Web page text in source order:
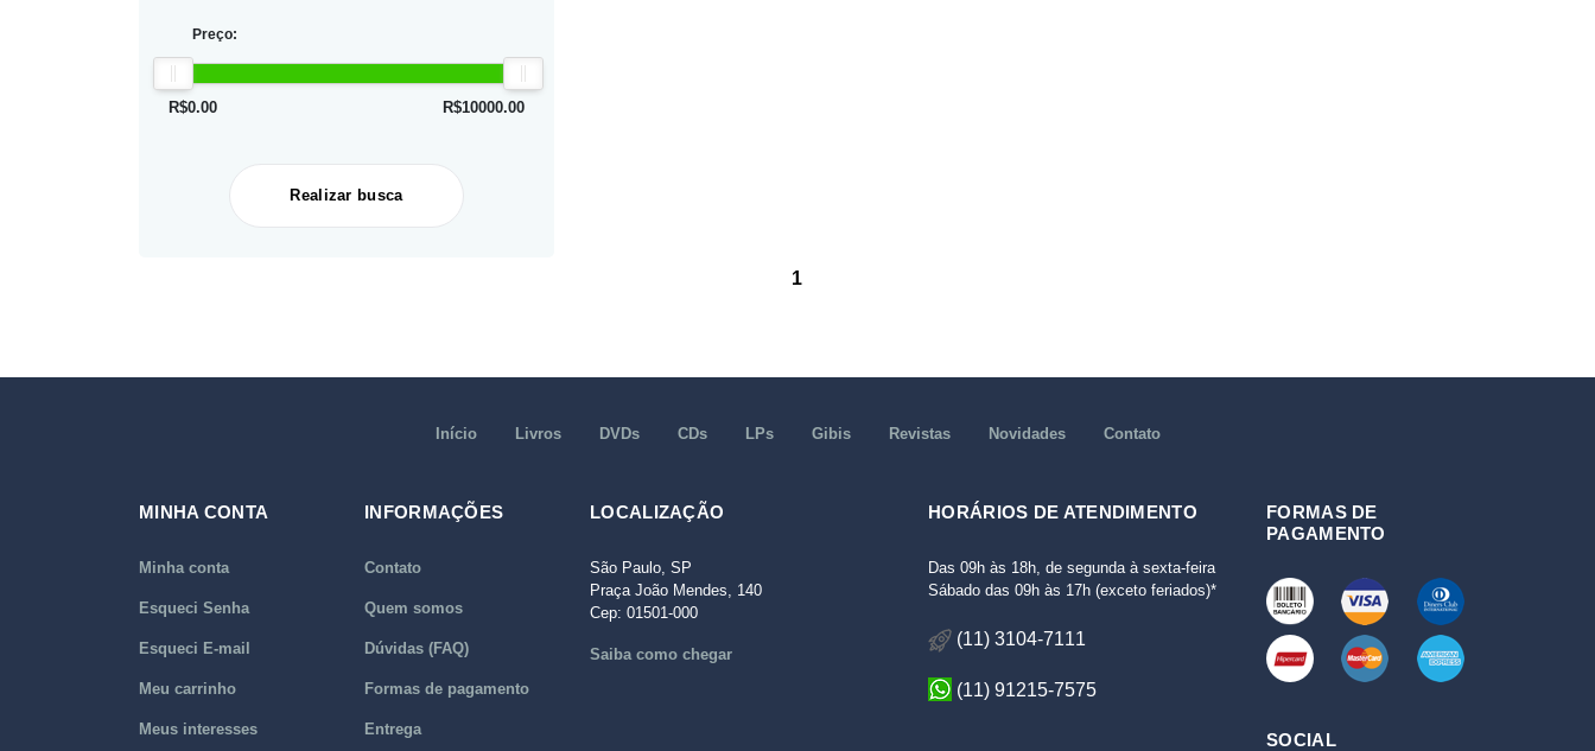
Preço:
R$0.00 R$10000.00
1
Início Livros DVDs CDs LPs Gibis Revistas Novidades Contato
MINHA CONTA
Minha conta
Esqueci Senha
Esqueci E-mail
Meu carrinho
Meus interesses
INFORMAÇÕES
Contato
Quem somos
Dúvidas (FAQ)
Formas de pagamento
Entrega
LOCALIZAÇÃO
São Paulo, SP
Praça João Mendes, 140
Cep: 01501-000
Saiba como chegar
HORÁRIOS DE ATENDIMENTO
Das 09h às 18h, de segunda à sexta-feira
Sábado das 09h às 17h (exceto feriados)*
(11) 3104-7111
(11) 91215-7575
FORMAS DE
PAGAMENTO
SOCIAL